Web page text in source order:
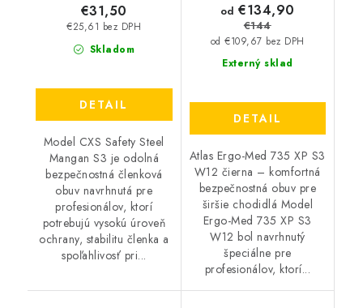
Skladom
€25,61 bez DPH
€31,50
DETAIL
Model CXS Safety Steel
Mangan S3 je odolná
bezpečnostná členková
obuv navrhnutá pre
profesionálov, ktorí
potrebujú vysokú úroveň
ochrany, stabilitu členka a
spoľahlivosť pri...
Externý sklad
od €109,67 bez DPH
od €134,90
€144
DETAIL
Atlas Ergo-Med 735 XP S3
W12 čierna – komfortná
bezpečnostná obuv pre
širšie chodidlá Model
Ergo-Med 735 XP S3
W12 bol navrhnutý
špeciálne pre
profesionálov, ktorí...